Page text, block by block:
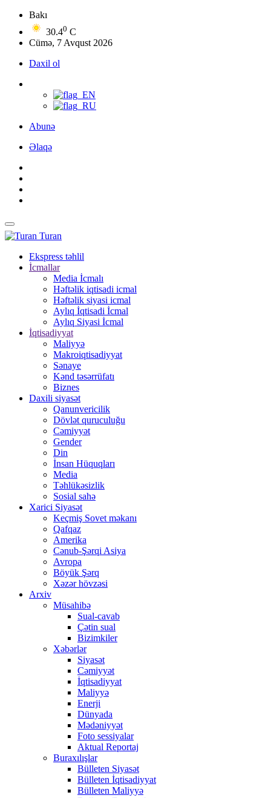
Bakı
30.40 C
Cümə, 7 Avqust 2026
Daxil ol
Abunə
Əlaqə
Turan
Ekspress təhlil
İcmallar
Media İcmalı
Həftəlik iqtisadi icmal
Həftəlik siyasi icmal
Aylıq İqtisadi İcmal
Aylıq Siyasi İcmal
İqtisadiyyat
Maliyyə
Makroiqtisadiyyat
Sənaye
Kənd təsərrüfatı
Biznes
Daxili siyasət
Qanunvericilik
Dövlət quruculuğu
Cəmiyyət
Gender
Din
İnsan Hüquqları
Media
Təhlükəsizlik
Sosial sahə
Xarici Siyasət
Keçmiş Sovet məkanı
Qafqaz
Amerika
Cənub-Şərqi Asiya
Avropa
Böyük Şərq
Xəzər hövzəsi
Arxiv
Müsahibə
Sual-cavab
Çətin sual
Bizimkiler
Xəbərlər
Siyasət
Cəmiyyət
İqtisadiyyat
Maliyyə
Enerji
Dünyada
Mədəniyyət
Foto sessiyalar
Aktual Reportaj
Buraxılışlar
Bülleten Siyasət
Bülleten İqtisadiyyat
Bülleten Maliyyə